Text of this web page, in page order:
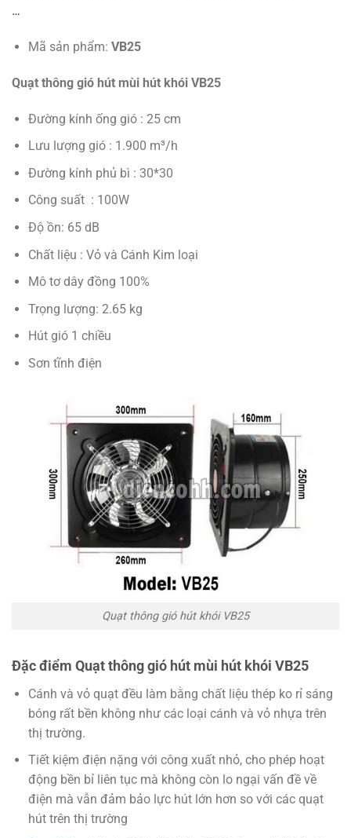
…
Mã sản phẩm: VB25
Quạt thông gió hút mùi hút khói VB25
Đường kính ống gió : 25 cm
Lưu lượng gió : 1.900 m³/h
Đường kính phủ bì : 30*30
Công suất : 100W
Độ ồn: 65 dB
Chất liệu : Vỏ và Cánh Kim loại
Mô tơ dây đồng 100%
Trọng lượng: 2.65 kg
Hút gió 1 chiều
Sơn tĩnh điện
Quạt thông gió hút khói VB25
Đặc điểm Quạt thông gió hút mùi hút khói VB25
Cánh và vỏ quạt đều làm bằng chất liệu thép ko rỉ sáng
bóng rất bền không như các loại cánh và vỏ nhựa trên
thị trường.
Tiết kiệm điện nặng với công xuất nhỏ, cho phép hoạt
động bền bỉ liên tục mà không còn lo ngại vấn đề về
điện mà vẫn đảm bảo lực hút lớn hơn so với các quạt
hút trên thị trường